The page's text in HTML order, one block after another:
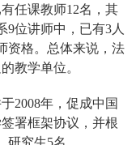
任课教师12名，其
9位讲师中，已有3人
资格。总体来说，法
教学单位。
2008年，促成中国
署框架协议，并根